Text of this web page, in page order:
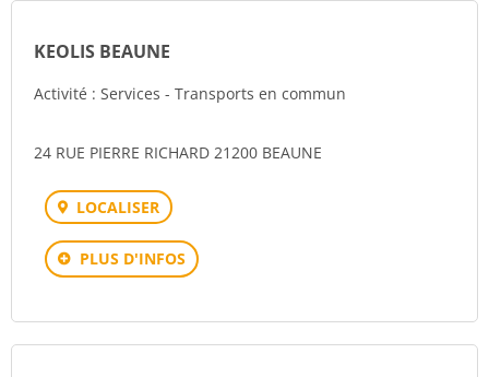
KEOLIS BEAUNE
Activité : Services - Transports en commun
24 RUE PIERRE RICHARD 21200 BEAUNE
LOCALISER
PLUS D'INFOS